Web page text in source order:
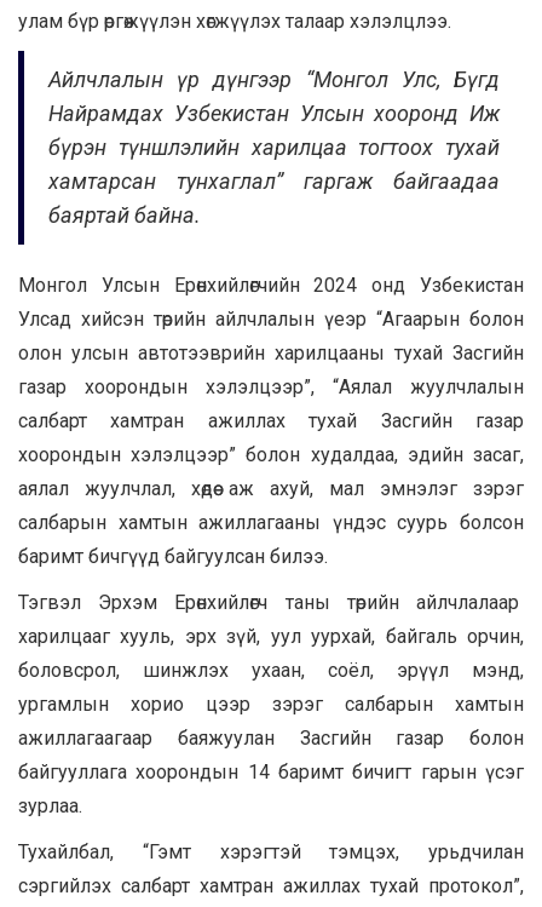
улам бүр өргөжүүлэн хөгжүүлэх талаар хэлэлцлээ.
Айлчлалын үр дүнгээр “Монгол Улс, Бүгд
Найрамдах Узбекистан Улсын хооронд Иж
бүрэн түншлэлийн харилцаа тогтоох тухай
хамтарсан тунхаглал” гаргаж байгаадаа
баяртай байна.
Монгол Улсын Ерөнхийлөгчийн 2024 онд Узбекистан
Улсад хийсэн төрийн айлчлалын үеэр “Агаарын болон
олон улсын автотээврийн харилцааны тухай Засгийн
газар хоорондын хэлэлцээр”, “Аялал жуулчлалын
салбарт хамтран ажиллах тухай Засгийн газар
хоорондын хэлэлцээр” болон худалдаа, эдийн засаг,
аялал жуулчлал, хөдөө аж ахуй, мал эмнэлэг зэрэг
салбарын хамтын ажиллагааны үндэс суурь болсон
баримт бичгүүд байгуулсан билээ.
Тэгвэл Эрхэм Ерөнхийлөгч таны төрийн айлчлалаар
харилцааг хууль, эрх зүй, уул уурхай, байгаль орчин,
боловсрол, шинжлэх ухаан, соёл, эрүүл мэнд,
ургамлын хорио цээр зэрэг салбарын хамтын
ажиллагаагаар баяжуулан Засгийн газар болон
байгууллага хоорондын 14 баримт бичигт гарын үсэг
зурлаа.
Тухайлбал, “Гэмт хэрэгтэй тэмцэх, урьдчилан
сэргийлэх салбарт хамтран ажиллах тухай протокол”,